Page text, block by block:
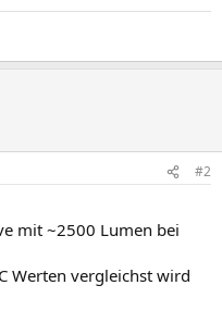
#2
mit ~2500 Lumen bei
Werten vergleichst wird